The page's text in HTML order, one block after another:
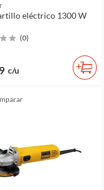
eléctrico 1300 W
(0)
c/u